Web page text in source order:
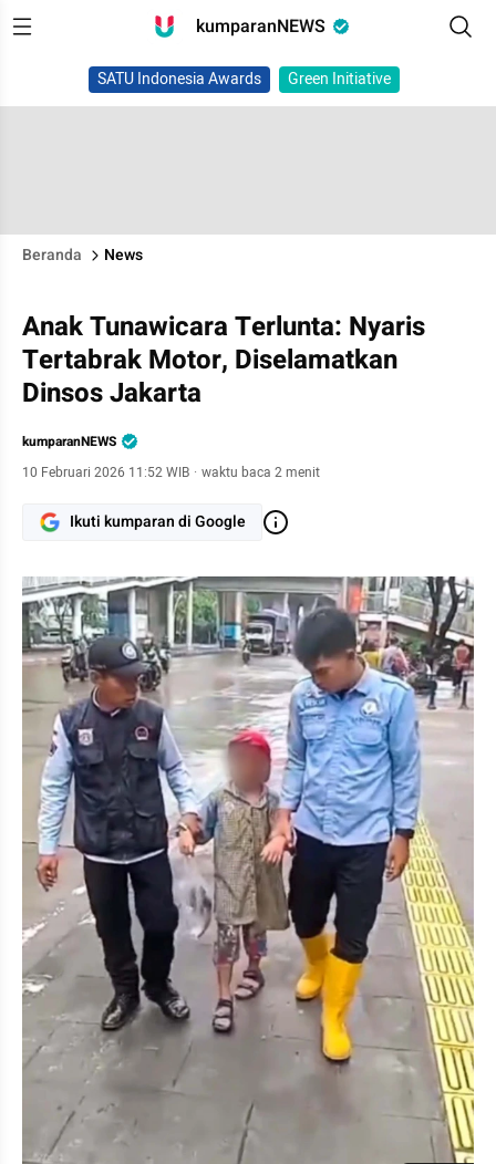
kumparanNEWS
SATU Indonesia Awards Green Initiative
Beranda News
Anak Tunawicara Terlunta: Nyaris
Tertabrak Motor, Diselamatkan
Dinsos Jakarta
kumparanNEWS
10 Februari 2026 11:52 WIB · waktu baca 2 menit
Ikuti kumparan di Google